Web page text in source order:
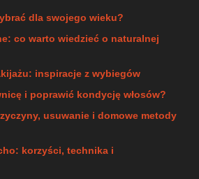
dla swojego wieku?
co warto wiedzieć o naturalnej
inspiracje z wybiegów
i poprawić kondycję włosów?
usuwanie i domowe metody
korzyści, technika i